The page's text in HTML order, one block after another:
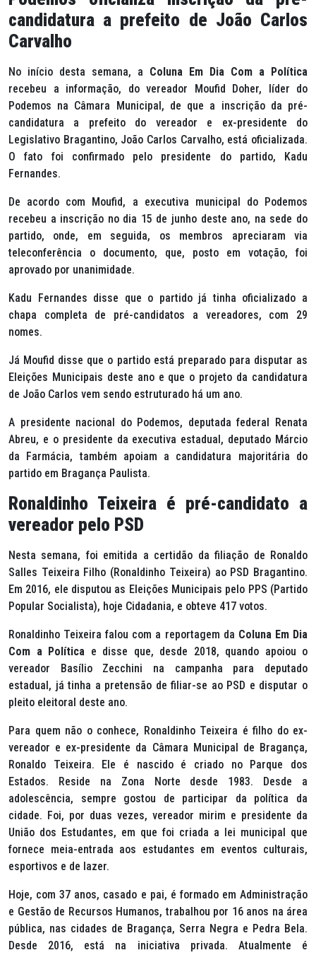
candidatura a prefeito de João Carlos
Carvalho
No início desta semana, a Coluna Em Dia Com a Política
recebeu a informação, do vereador Moufid Doher, líder do
Podemos na Câmara Municipal, de que a inscrição da pré-
candidatura a prefeito do vereador e ex-presidente do
Legislativo Bragantino, João Carlos Carvalho, está oficializada.
O fato foi confirmado pelo presidente do partido, Kadu
Fernandes.
De acordo com Moufid, a executiva municipal do Podemos
recebeu a inscrição no dia 15 de junho deste ano, na sede do
partido, onde, em seguida, os membros apreciaram via
teleconferência o documento, que, posto em votação, foi
aprovado por unanimidade.
Kadu Fernandes disse que o partido já tinha oficializado a
chapa completa de pré-candidatos a vereadores, com 29
nomes.
Já Moufid disse que o partido está preparado para disputar as
Eleições Municipais deste ano e que o projeto da candidatura
de João Carlos vem sendo estruturado há um ano.
A presidente nacional do Podemos, deputada federal Renata
Abreu, e o presidente da executiva estadual, deputado Márcio
da Farmácia, também apoiam a candidatura majoritária do
partido em Bragança Paulista.
Ronaldinho Teixeira é pré-candidato a
vereador pelo PSD
Nesta semana, foi emitida a certidão da filiação de Ronaldo
Salles Teixeira Filho (Ronaldinho Teixeira) ao PSD Bragantino.
Em 2016, ele disputou as Eleições Municipais pelo PPS (Partido
Popular Socialista), hoje Cidadania, e obteve 417 votos.
Ronaldinho Teixeira falou com a reportagem da Coluna Em Dia
Com a Política e disse que, desde 2018, quando apoiou o
vereador Basílio Zecchini na campanha para deputado
estadual, já tinha a pretensão de filiar-se ao PSD e disputar o
pleito eleitoral deste ano.
Para quem não o conhece, Ronaldinho Teixeira é filho do ex-
vereador e ex-presidente da Câmara Municipal de Bragança,
Ronaldo Teixeira. Ele é nascido é criado no Parque dos
Estados. Reside na Zona Norte desde 1983. Desde a
adolescência, sempre gostou de participar da política da
cidade. Foi, por duas vezes, vereador mirim e presidente da
União dos Estudantes, em que foi criada a lei municipal que
fornece meia-entrada aos estudantes em eventos culturais,
esportivos e de lazer.
Hoje, com 37 anos, casado e pai, é formado em Administração
e Gestão de Recursos Humanos, trabalhou por 16 anos na área
pública, nas cidades de Bragança, Serra Negra e Pedra Bela.
Desde 2016, está na iniciativa privada. Atualmente é